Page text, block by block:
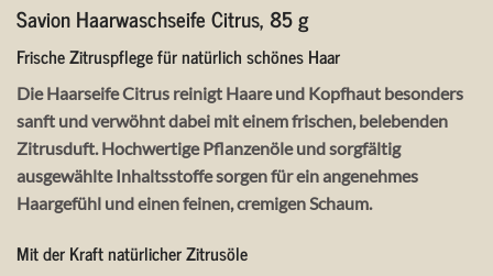
Savion Haarwaschseife Citrus, 85 g
Frische Zitruspflege für natürlich schönes Haar
Die Haarseife Citrus reinigt Haare und Kopfhaut besonders
sanft und verwöhnt dabei mit einem frischen, belebenden
Zitrusduft. Hochwertige Pflanzenöle und sorgfältig
ausgewählte Inhaltsstoffe sorgen für ein angenehmes
Haargefühl und einen feinen, cremigen Schaum.
Mit der Kraft natürlicher Zitrusöle